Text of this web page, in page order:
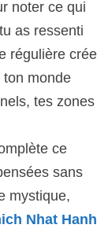
noter ce qui
as ressenti
régulière crée
monde
tes zones
ce
sans
mystique,
Nhat Hanh